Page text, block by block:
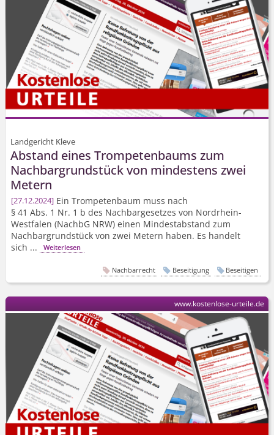
Landgericht Kleve
Abstand eines Trompetenbaums zum
Nachbargrundstück von mindestens zwei
Metern
27.12.2024 Ein Trompetenbaum muss nach
§ 41 Abs. 1 Nr. 1 b des Nachbargesetzes von Nordrhein-
Westfalen (NachbG NRW) einen Mindestabstand zum
Nachbargrundstück von zwei Metern haben. Es handelt
sich ...
Weiterlesen
Nachbarrecht Beseitigung Beseitigen
www.kostenlose-urteile.de